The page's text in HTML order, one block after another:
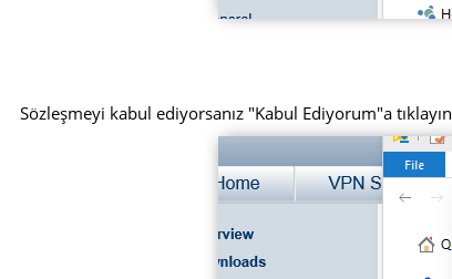
Sözleşmeyi kabul ediyorsanız "Kabul Ediyorum"a tıklayın